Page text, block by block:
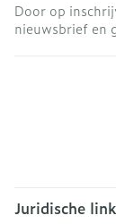
Door op
nieuwsbrief en
Juridische